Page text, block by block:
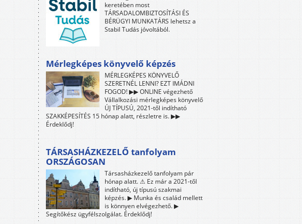
keretében most
TÁRSADALOMBIZTOSÍTÁSI ÉS
BÉRÜGYI MUNKATÁRS lehetsz a
Stabil Tudás jóvoltából.
Mérlegképes könyvelő képzés
MÉRLEGKÉPES KÖNYVELŐ
SZERETNÉL LENNI? EZT IMÁDNI
FOGOD! ▶▶ ONLINE végezhető
Vállalkozási mérlegképes könyvelő
ÚJ TÍPUSÚ, 2021-től indítható
SZAKKÉPESÍTÉS 15 hónap alatt, részletre is. ▶▶
Érdeklődj!
TÁRSASHÁZKEZELŐ tanfolyam
ORSZÁGOSAN
Társasházkezelő tanfolyam pár
hónap alatt. ⚠ Ez már a 2021-től
indítható, új típusú szakmai
képzés. ▶ Munka és család mellett
is könnyen elvégezhető. ▶
Segítőkész ügyfélszolgálat. Érdeklődj!